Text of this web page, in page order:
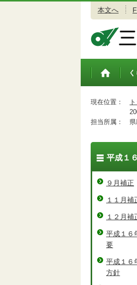
本文へ
トップペ
現在位置：
担当所属：
県
平成１
９月補正
１１月補
１２月補
平成１６
要
平成１６
方針